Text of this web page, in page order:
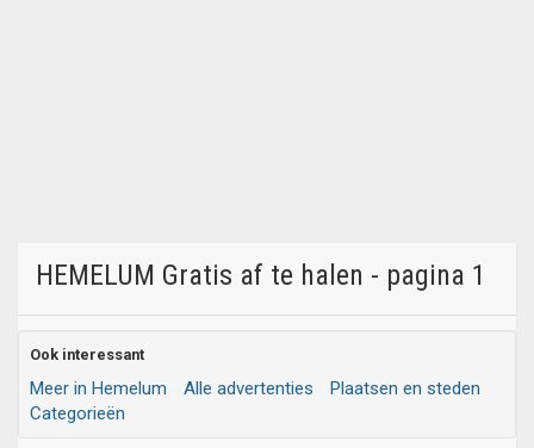
HEMELUM Gratis af te halen - pagina 1
Ook interessant
Meer in Hemelum Alle advertenties
Plaatsen en steden
Categorieën